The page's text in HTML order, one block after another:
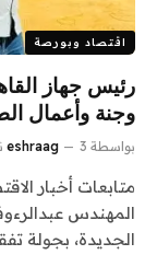
اقتصاد وبورصة
رئيس جهاز
وجنة وأعمال
بواسطة eshraag 3 نوفمبر، 2024
متابعات أخبار
المهندس
الجديدة، بجولة